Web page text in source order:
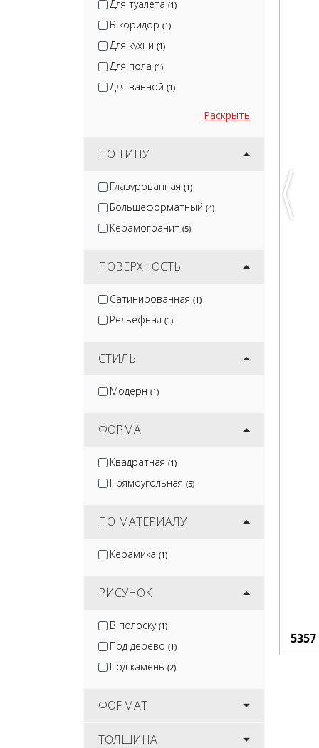
Для туалета (1)
В коридор (1)
Для кухни (1)
Для пола (1)
Для ванной (1)
Раскрыть
ПО ТИПУ
Глазурованная (1)
Большеформатный (4)
Керамогранит (5)
ПОВЕРХНОСТЬ
Сатинированная (1)
Рельефная (1)
СТИЛЬ
Модерн (1)
ФОРМА
Квадратная (1)
Прямоугольная (5)
ПО МАТЕРИАЛУ
Керамика (1)
РИСУНОК
В полоску (1)
Под дерево (1)
Под камень (2)
ФОРМАТ
ТОЛЩИНА
5357